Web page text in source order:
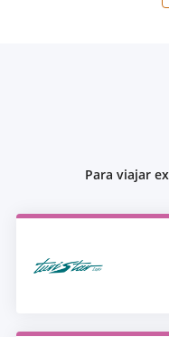
Para viajar